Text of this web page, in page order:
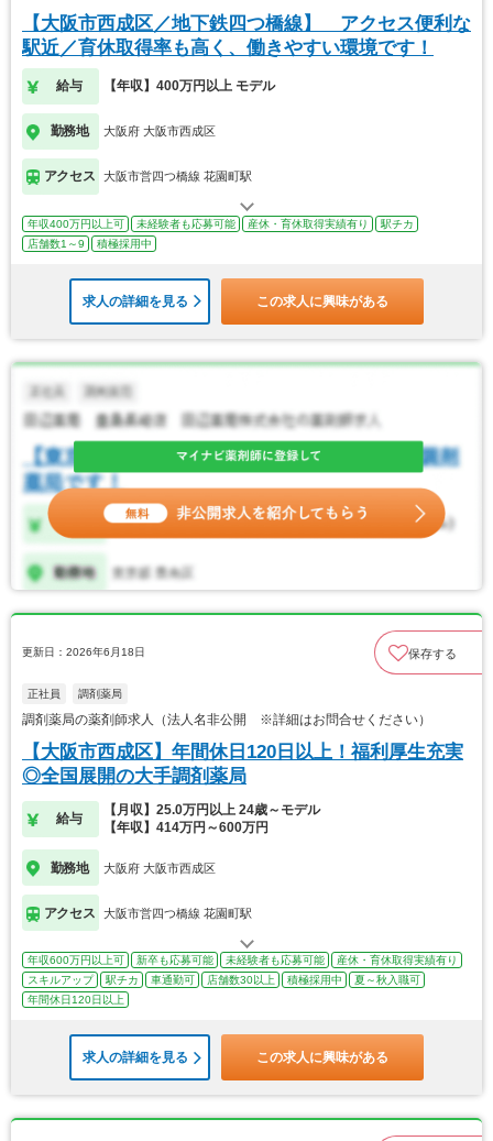
【大阪市西成区／地下鉄四つ橋線】 アクセス便利な
駅近／育休取得率も高く、働きやすい環境です！
給与 【年収】400万円以上 モデル
勤務地 大阪府 大阪市西成区
アクセス 大阪市営四つ橋線 花園町駅
年収400万円以上可 未経験者も応募可能 産休・育休取得実績有り
駅チカ
店舗数1～9
積極採用中
求人の詳細を見る この求人に興味がある
更新日：2026年6月18日 保存する
正社員 調剤薬局
調剤薬局の薬剤師求人（法人名非公開 ※詳細はお問合せください）
【大阪市西成区】年間休日120日以上！福利厚生充実
◎全国展開の大手調剤薬局
給与
【月収】25.0万円以上 24歳～モデル
【年収】414万円～600万円
勤務地 大阪府 大阪市西成区
アクセス 大阪市営四つ橋線 花園町駅
年収600万円以上可 新卒も応募可能 未経験者も応募可能
産休・育休取得実績有り
スキルアップ
駅チカ 車通勤可 店舗数30以上 積極採用中
夏～秋入職可
年間休日120日以上
求人の詳細を見る この求人に興味がある